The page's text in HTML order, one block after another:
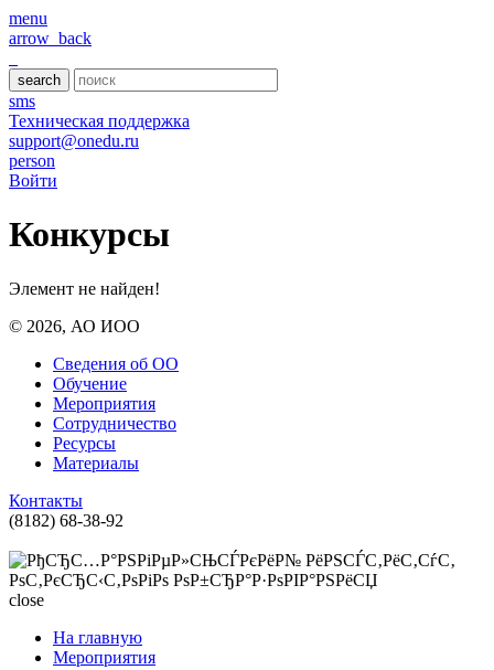
menu
arrow_back
search
sms
Техническая поддержка
support@onedu.ru
person
Войти
Конкурсы
Элемент не найден!
© 2026, АО ИОО
Сведения об ОО
Обучение
Мероприятия
Сотрудничество
Ресурсы
Материалы
Контакты
(8182) 68-38-92
close
На главную
Мероприятия